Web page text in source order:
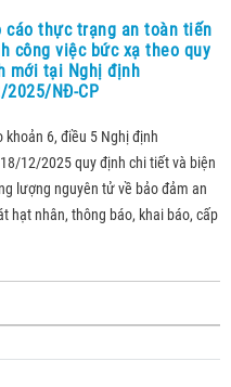
cáo thực trạng an toàn tiến
công việc bức xạ theo quy
mới tại Nghị định
2025/NĐ-CP
khoản 6, điều 5 Nghị định
12/2025 quy định chi tiết và biện
lượng nguyên tử về bảo đảm an
hạt nhân, thông báo, khai báo, cấp